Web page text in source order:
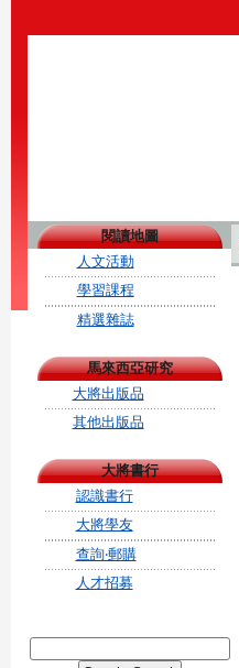
閱讀地圖
人文活動
學習課程
精選雜誌
馬來西亞研究
大將出版品
其他出版品
大將書行
認識書行
大將學友
查詢‧郵購
人才招募